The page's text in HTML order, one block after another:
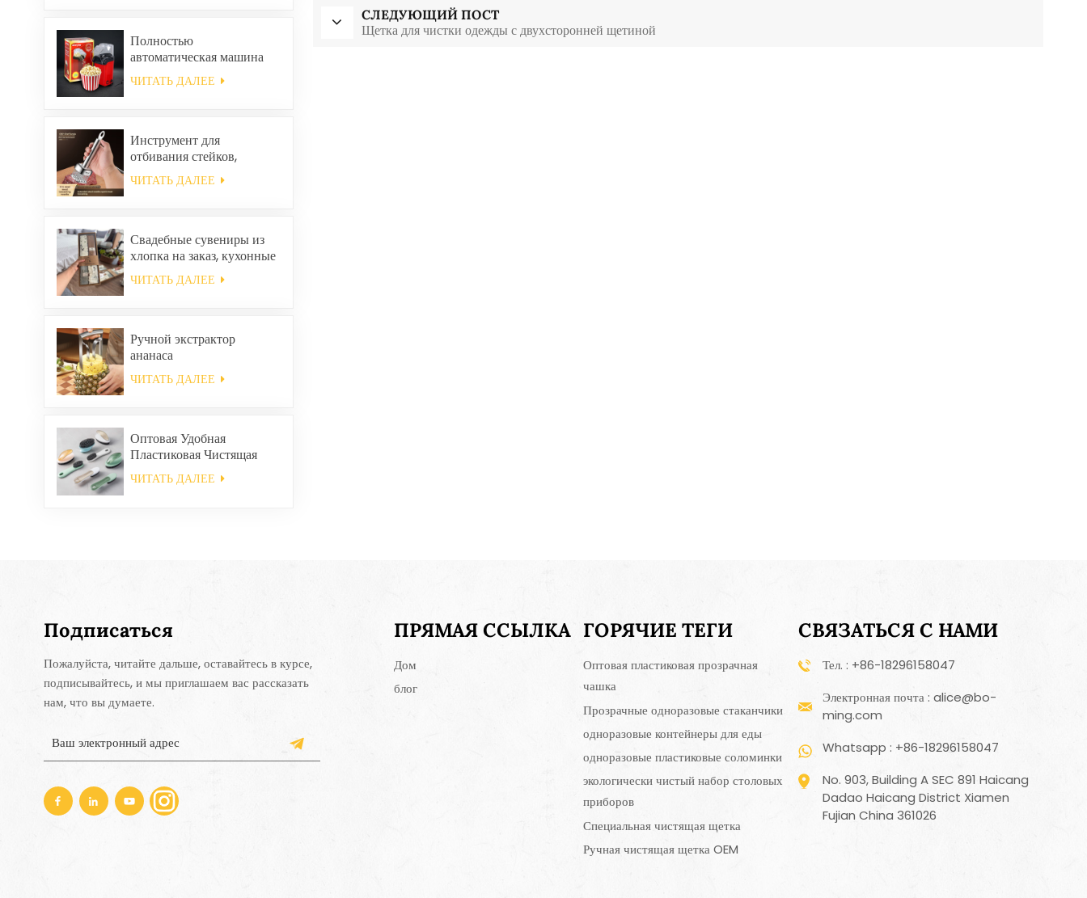
Полностью
автоматическая машина
для приготовления
попкорна, портативная
ЧИТАТЬ ДАЛЕЕ
Инструмент для
отбивания стейков,
размягчитель говядины.
ЧИТАТЬ ДАЛЕЕ
Свадебные сувениры из
хлопка на заказ, кухонные
полотенца для уборки
дома, квадратные
ЧИТАТЬ ДАЛЕЕ
Ручной экстрактор
ананаса
ЧИТАТЬ ДАЛЕЕ
Оптовая Удобная
Пластиковая Чистящая
Щетка
ЧИТАТЬ ДАЛЕЕ
СЛЕДУЮЩИЙ ПОСТ
Щетка для чистки одежды с двухсторонней щетиной
Подписаться
Пожалуйста, читайте дальше, оставайтесь в курсе,
подписывайтесь, и мы приглашаем вас рассказать
нам, что вы думаете.
ПРЯМАЯ ССЫЛКА
Дом
блог
ГОРЯЧИЕ ТЕГИ
Оптовая пластиковая прозрачная
чашка
Прозрачные одноразовые стаканчики
одноразовые контейнеры для еды
одноразовые пластиковые соломинки
экологически чистый набор столовых
приборов
Специальная чистящая щетка
Ручная чистящая щетка OEM
СВЯЗАТЬСЯ С НАМИ
Тел. : +86-18296158047
Электронная почта : alice@bo-
ming.com
Whatsapp : +86-18296158047
No. 903, Building A SEC 891 Haicang
Dadao Haicang District Xiamen
Fujian China 361026